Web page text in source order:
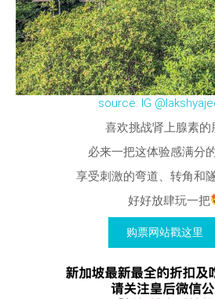
source: IG
喜欢挑战肾上腺素的
必来一把这体验感满分
享受刺激的弯道、转角和
好好放肆玩一把
购票网站戳这里